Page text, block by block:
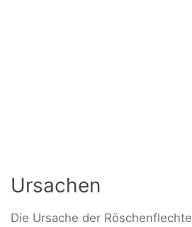
Ursachen
Die Ursache der